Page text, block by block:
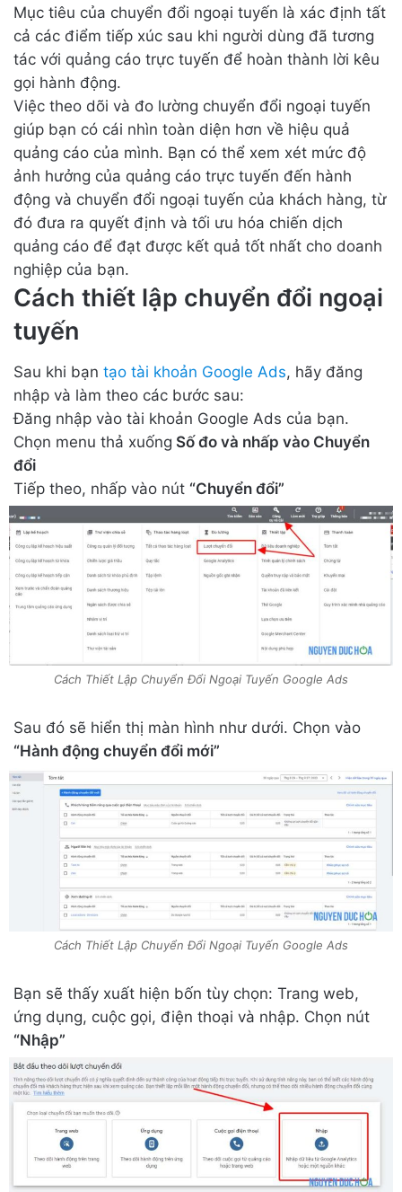
Mục tiêu của chuyển đổi ngoại tuyến là xác định tất
cả các điểm tiếp xúc sau khi người dùng đã tương
tác với quảng cáo trực tuyến để hoàn thành lời kêu
gọi hành động.
Việc theo dõi và đo lường chuyển đổi ngoại tuyến
giúp bạn có cái nhìn toàn diện hơn về hiệu quả
quảng cáo của mình. Bạn có thể xem xét mức độ
ảnh hưởng của quảng cáo trực tuyến đến hành
động và chuyển đổi ngoại tuyến của khách hàng, từ
đó đưa ra quyết định và tối ưu hóa chiến dịch
quảng cáo để đạt được kết quả tốt nhất cho doanh
nghiệp của bạn.
Cách thiết lập chuyển đổi ngoại
tuyến
Sau khi bạn tạo tài khoản Google Ads, hãy đăng
nhập và làm theo các bước sau:
Đăng nhập vào tài khoản Google Ads của bạn.
Chọn menu thả xuống Số đo và nhấp vào Chuyển
đổi
Tiếp theo, nhấp vào nút “Chuyển đổi”
Cách Thiết Lập Chuyển Đổi Ngoại Tuyến Google Ads
Sau đó sẽ hiển thị màn hình như dưới. Chọn vào
“Hành động chuyển đổi mới”
Cách Thiết Lập Chuyển Đổi Ngoại Tuyến Google Ads
Bạn sẽ thấy xuất hiện bốn tùy chọn: Trang web,
ứng dụng, cuộc gọi, điện thoại và nhập. Chọn nút
“Nhập”